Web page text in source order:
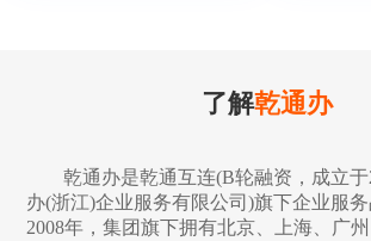
了解乾通办
乾通办是乾通互连(B轮融资，成立于
办(浙江)企业服务有限公司)旗下企业服
2008年，集团旗下拥有北京、上海、广州